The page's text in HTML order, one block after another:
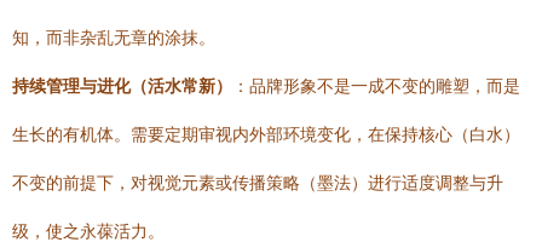
知，而非杂乱无章的涂抹。
持续管理与进化（活水常新） ：品牌形象不是一成不变的雕塑，而是
生长的有机体。需要定期审视内外部环境变化，在保持核心（白水）
不变的前提下，对视觉元素或传播策略（墨法）进行适度调整与升
级，使之永葆活力。